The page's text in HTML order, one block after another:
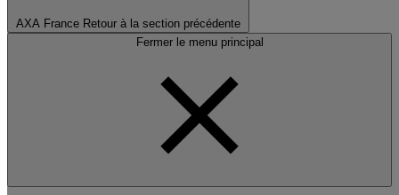
AXA France Retour à la section précédente
Fermer le menu principal